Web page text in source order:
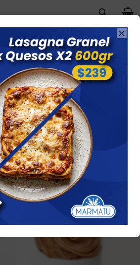

según su zona
0
De Leche 473 Ml